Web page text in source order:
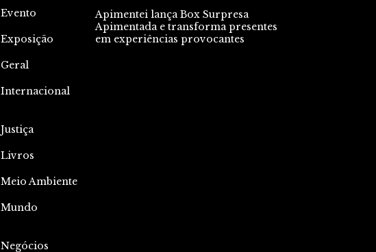
Evento
Exposição
Geral
Internacional
Justiça
Livros
Meio Ambiente
Mundo
Negócios
Apimentei lança Box Surpresa
Apimentada e transforma presentes
em experiências provocantes